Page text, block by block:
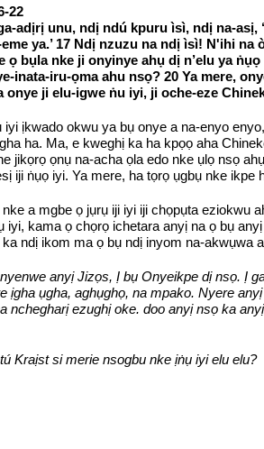
22
adịrị unu, ndị ndú kpuru ìsì, ndị na-
ya.’ 17 Ndị nzuzu na ndị ìsì! N'ihi
ọ bụla nke ji onyinye ahụ dị n’elu ya
inata-iru-ọma ahu nsọ? 20 Ya mere,
onye ji elu-igwe ṅu iyi, ji oche-eze
iyi ịkwado okwu ya bụ onye a na-enyo
ha. Ma, e kweghị ka ha kpọọ aha
jikọrọ ọnụ na-acha ọla edo nke ụlọ nsọ
iji ṅụọ iyi. Ya mere, ha tọrọ ụgbụ nke ikpe
a mgbe ọ jụrụ iji iyi iji chọpụta eziokwu
iyi, kama ọ chọrọ ichetara anyị na ọ bụ
ndị ikom ma ọ bụ ndị inyom na-akwụwa
anyị Jizọs, Ị bụ Onyeikpe dị nsọ. Ị
ịgha ụgha, aghụghọ, na mpako. Nyere
nchegharị ezughị oke. doo anyị nsọ ka
Kraịst si merie nsogbu nke ịṅụ iyi elu elu?